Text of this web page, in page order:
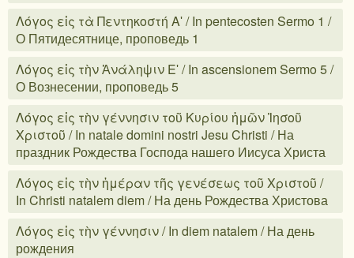
Λόγος εἰς τὰ Πεντηκοστή Αʹ / In pentecosten Sermo 1 /
О Пятидесятнице, проповедь 1
Λόγος εἰς τὴν Ἀνάληψιν Εʹ / In ascensionem Sermo 5 /
О Вознесении, проповедь 5
Λόγος εἰς τὴν γέννησιν τοῦ Κυρίου ἡμῶν Ἰησοῦ
Χριστοῦ / In natale domini nostri Jesu Christi / На
праздник Рождества Господа нашего Иисуса Христа
Λόγος εἰς τὴν ἡμέραν τῆς γενέσεως τοῦ Χριστοῦ /
In Christi natalem diem / На день Рождества Христова
Λόγος εἰς τὴν γέννησιν / In diem natalem / На день
рождения